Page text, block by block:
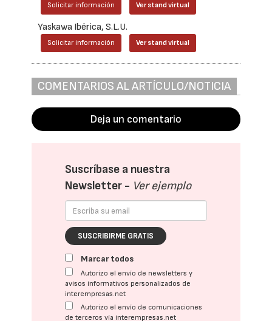
Solicitar información Ver stand virtual
Yaskawa Ibérica, S.L.U.
Solicitar información Ver stand virtual
COMENTARIOS AL ARTÍCULO/NOTICIA
Deja un comentario
Suscríbase a nuestra
Newsletter - Ver ejemplo
SUSCRIBIRME GRATIS
Marcar todos
Autorizo el envío de newsletters y
avisos informativos personalizados de
interempresas.net
Autorizo el envío de comunicaciones
de terceros vía interempresas.net